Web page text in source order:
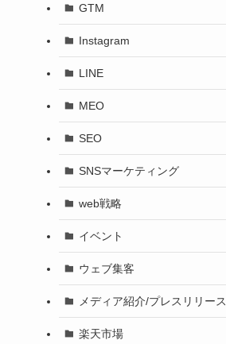
GTM
Instagram
LINE
MEO
SEO
SNSマーケティング
web戦略
イベント
ウェブ集客
メディア紹介/プレスリリース
楽天市場